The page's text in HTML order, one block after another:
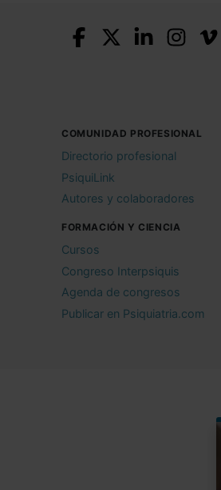
COMUNIDAD PROFESIONAL
Directorio profesional
PsiquiLink
Autores y colaboradores
FORMACIÓN Y CIENCIA
Cursos
Congreso Interpsiquis
Agenda de congresos
Publicar en Psiquiatria.com